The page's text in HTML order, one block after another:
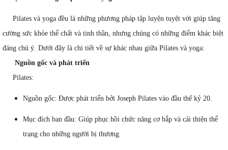
Pilates và yoga đều là những phương pháp tập luyện tuyệt vời giúp tăng
cường sức khỏe thể chất và tinh thần, nhưng chúng có những điểm khác biệt
đáng chú ý. Dưới đây là chi tiết về sự khác nhau giữa Pilates và yoga:
Nguồn gốc và phát triển
Pilates:
Nguồn gốc: Được phát triển bởi Joseph Pilates vào đầu thế kỷ 20.
Mục đích ban đầu: Giúp phục hồi chức năng cơ bắp và cải thiện thể
trạng cho những người bị thương.